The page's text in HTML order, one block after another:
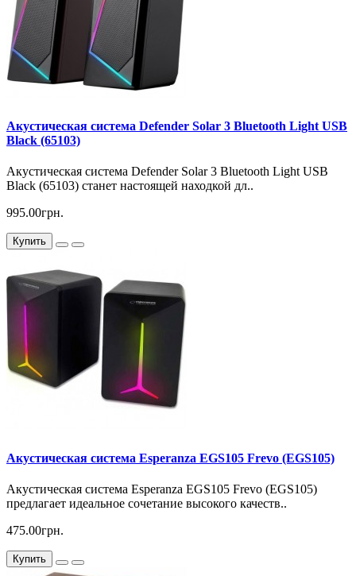
Акустическая система Defender Solar 3 Bluetooth Light USB
Black (65103)
Акустическая система Defender Solar 3 Bluetooth Light USB
Black (65103) станет настоящей находкой дл..
995.00грн.
Купить
Акустическая система Esperanza EGS105 Frevo (EGS105)
Акустическая система Esperanza EGS105 Frevo (EGS105)
предлагает идеальное сочетание высокого качеств..
475.00грн.
Купить